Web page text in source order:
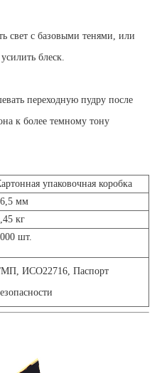
свет с базовыми тенями, или
блеск.
переходную пудру после
к более темному тону
упаковочная коробка
мм
кг
шт.
ИСО22716, Паспорт